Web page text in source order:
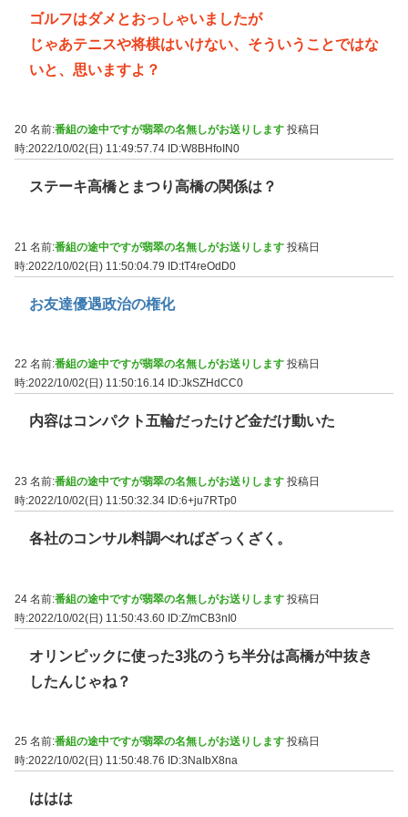
ゴルフはダメとおっしゃいましたが
じゃあテニスや将棋はいけない、そういうことではな
いと、思いますよ？
20 名前:番組の途中ですが翡翠の名無しがお送りします 投稿日
時:2022/10/02(日) 11:49:57.74 ID:W8BHfoIN0
ステーキ高橋とまつり高橋の関係は？
21 名前:番組の途中ですが翡翠の名無しがお送りします 投稿日
時:2022/10/02(日) 11:50:04.79 ID:tT4reOdD0
お友達優遇政治の権化
22 名前:番組の途中ですが翡翠の名無しがお送りします 投稿日
時:2022/10/02(日) 11:50:16.14 ID:JkSZHdCC0
内容はコンパクト五輪だったけど金だけ動いた
23 名前:番組の途中ですが翡翠の名無しがお送りします 投稿日
時:2022/10/02(日) 11:50:32.34 ID:6+ju7RTp0
各社のコンサル料調べればざっくざく。
24 名前:番組の途中ですが翡翠の名無しがお送りします 投稿日
時:2022/10/02(日) 11:50:43.60 ID:Z/mCB3nI0
オリンピックに使った3兆のうち半分は高橋が中抜き
したんじゃね？
25 名前:番組の途中ですが翡翠の名無しがお送りします 投稿日
時:2022/10/02(日) 11:50:48.76
ID:3NaIbX8na
ははは